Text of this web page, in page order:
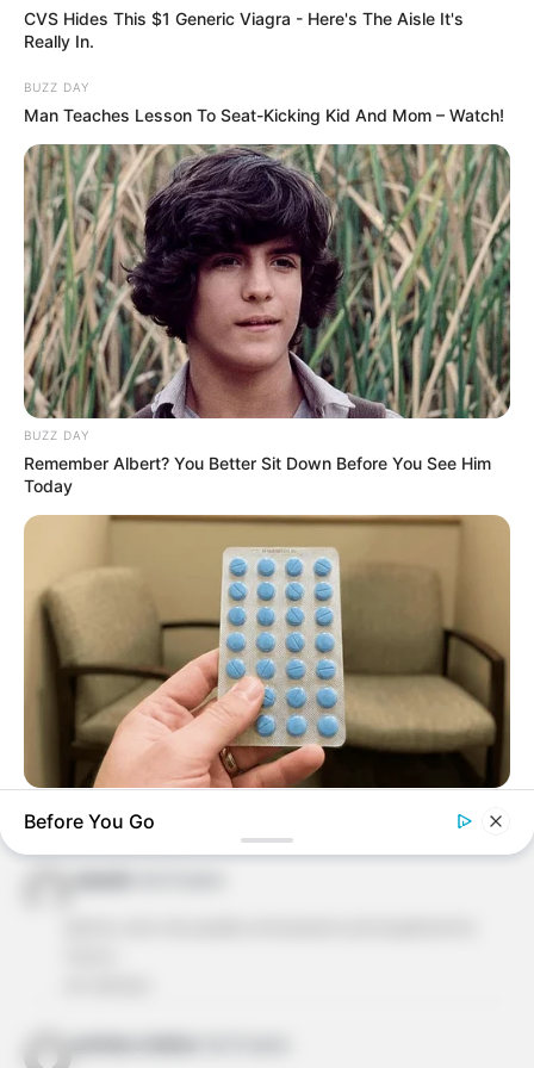
muito bonita no final. Enviarei o passo a passo para
me envie a resposta para o meu e-mail leliane@pop
.com.br.
raquel há 15 anos
que lindo! adoro fuxico e com certeza vou fazer.
obrigada.
salete há 15 anos
pode ser com tecido de cetim
ameeeei
adorei,sou apaixonada por flores de qualquer forma
vania marize freire machado há 15 anos
gostaria receber as novidades em artesanatos
claudia há 15 anos
parabéns, seus trabalhos sáo maravilhosos.
CVS Hides This $1 Generic Viagra - Here's The Aisle It's
Really In.
BUZZ DAY
Man Teaches Lesson To Seat-Kicking Kid And Mom – Watch!
BUZZ DAY
Remember Albert? You Better Sit Down Before You See Him
Today
Pfizer's Worst Nightmare: Men Canceling $80 Prescriptions
For This 87¢ Blue Pill Hack
Before You Go